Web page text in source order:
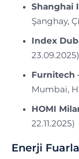
Shanghai
Şanghay,
Index
23.09.2025)
Furnitech
Mumbai,
HOMI
22.11.2025)
Enerji